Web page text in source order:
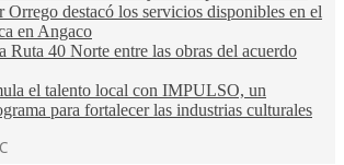
Orrego destacó los servicios disponibles en el
en Angaco
Ruta 40 Norte entre las obras del acuerdo
el talento local con IMPULSO, un
para fortalecer las industrias culturales